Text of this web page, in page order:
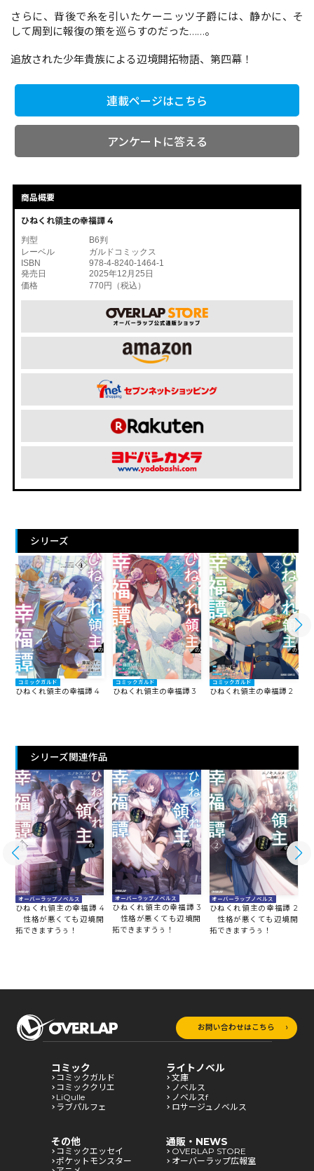
さらに、背後で糸を引いたケーニッツ子爵には、静かに、そ
して周到に報復の策を巡らすのだった……。
追放された少年貴族による辺境開拓物語、第四幕！
連載ページはこちら
アンケートに答える
商品概要
ひねくれ領主の幸福譚 4
判型
B6判
レーベル
ガルドコミックス
ISBN
978-4-8240-1464-1
発売日
2025年12月25日
価格
770円（税込）
シリーズ
コミックガルド
ひねくれ領主の幸福譚 4
コミックガルド
ひねくれ領主の幸福譚 3
コミックガルド
ひねくれ領主の幸福譚 2
シリーズ関連作品
オーバーラップノベルス
ひねくれ領主の幸福譚 4
性格が悪くても辺境開
拓できますうぅ！
オーバーラップノベルス
ひねくれ領主の幸福譚 3
性格が悪くても辺境開
拓できますうぅ！
オーバーラップノベルス
ひねくれ領主の幸福譚 2
性格が悪くても辺境開
拓できますうぅ！
お問い合わせはこちら
コミック
コミックガルド
コミッククリエ
LiQulle
ラブパルフェ
ライトノベル
文庫
ノベルス
ノベルスf
ロサージュノベルス
その他
コミックエッセイ
ポケットモンスター
通販・NEWS
OVERLAP STORE
オーバーラップ広報室